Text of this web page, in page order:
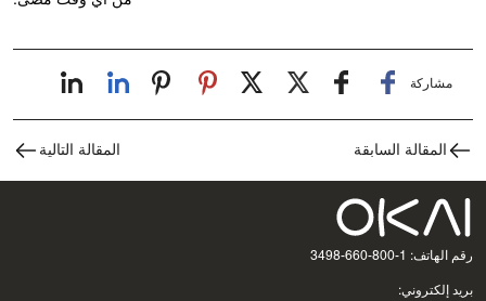
مشاركة
المقالة السابقة المقالة التالية
رقم الهاتف: 1-800-660-3498
بريد إلكتروني: